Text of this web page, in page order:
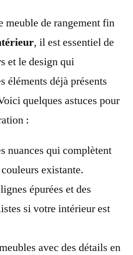
meuble de rangement fin
, il est essentiel de
et le design qui
éléments déjà présents
quelques astuces pour
:
nuances qui complètent
existante.
épurées et des
si votre intérieur est
avec des détails en